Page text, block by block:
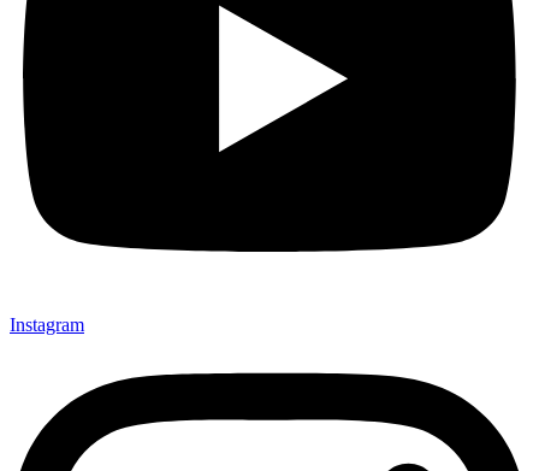
Instagram